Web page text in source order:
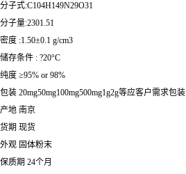
分子式:C104H149N29O31
分子量:2301.51
密度 :1.50±0.1 g/cm3
储存条件 : ?20°C
纯度 ≥95% or 98%
包装 20mg50mg100mg500mg1g2g等应客户需求包装
产地 南京
货期 现货
外观 固体粉末
保质期 24个月